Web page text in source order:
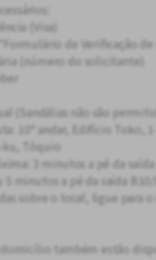
(Visa)
de Verificação de
(número do solicitante)
(Sandálias não são
10º andar, Edifício Toko,
Tóquio
3 minutos a pé da saída
minutos a pé da saída
sobre o local, ligue para
também estão